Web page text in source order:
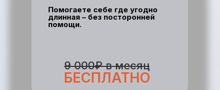
Помогаете себе где угодно
длинная – без посторонней
помощи.
9 000₽ в месяц
БЕСПЛАТНО